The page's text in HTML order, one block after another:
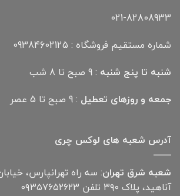
021-82808933
شماره مستقیم فروشگاه : 09384602125
شنبه تا پنج شنبه : 9 صبح تا 8 شب
جمعه و روزهای تعطیل : 9 صبح تا 5 عصر
آدرس شعبه های لوکس چری
شعبه شرق تهران: سه راه تهرانپارس،
آناهید، پلاک ۳۹۰ تلفن ۰۹۳۵۷۶۵۲۶۲۳